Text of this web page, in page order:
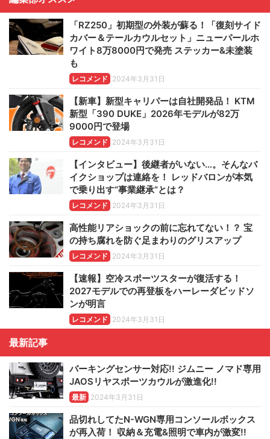
「RZ250」初期型の外装が蘇る！「復刻サイド
カバー＆テールカウルセット」ニューパールホ
ワイト8万8000円で発売 ステッカー&未塗装
も
レコメンド 2024年3月31日
【新車】新型キャリパーは自社開発品！ KTM
新型「390 DUKE」2026年モデルが82万
9000円で登場
レコメンド 2024年3月31日
【インタビュー】後継者がいない…。そんなバ
イクショップは連絡を！ レッドバロンが本気
で乗り出す“事業継承”とは？
レコメンド 2024年3月31日
高性能リアショックの前に忘れてない！？ 宝
の持ち腐れを防ぐ足まわりのグリスアップ
レコメンド 2024年3月31日
【速報】空冷スポーツスターが復活する！
2027モデルでの再登板をハーレーダビッドソ
ンが明言
レコメンド 2024年3月31日
最新記事
パーキングセンサー対応!! ジムニー ノマド専用
JAOSリヤスポーツカウルが激進化!!
最新 2024年3月31日
品切れしてたN-WGN専用コンソールボックス
が再入荷！ 収納＆充電&照明で車内が激変!!